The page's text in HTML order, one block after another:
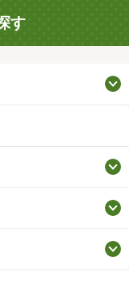
す